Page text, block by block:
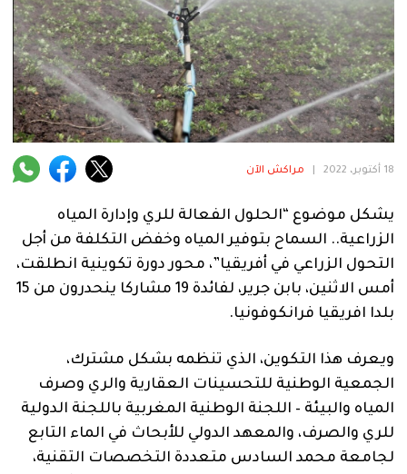
دولية
المرأة
فنية
منوعة
آراء
18 أكتوبر، 2022 مراكش الآن
يشكل موضوع “الحلول الفعالة للري وإدارة المياه
الزراعية.. السماح بتوفير المياه وخفض التكلفة من أجل
التحول الزراعي في أفريقيا”، محور دورة تكوينية انطلقت،
أمس الاثنين، بابن جرير، لفائدة 19 مشاركا ينحدرون من 15
بلدا افريقيا فرانكوفونيا.
ويعرف هذا التكوين، الذي تنظمه بشكل مشترك،
الجمعية الوطنية للتحسينات العقارية والري وصرف
المياه والبيئة – اللجنة الوطنية المغربية باللجنة الدولية
للري والصرف، والمعهد الدولي للأبحاث في الماء التابع
لجامعة محمد السادس متعددة التخصصات التقنية،